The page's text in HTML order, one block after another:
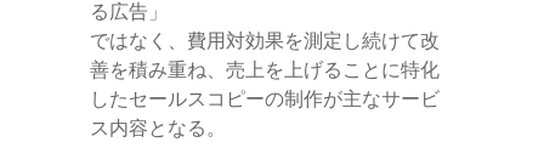
る広告」
ではなく、費用対効果を測定し続けて改
善を積み重ね、売上を上げることに特化
したセールスコピーの制作が主なサービ
ス内容となる。